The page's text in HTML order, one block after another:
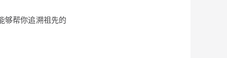
够帮你追溯祖先的